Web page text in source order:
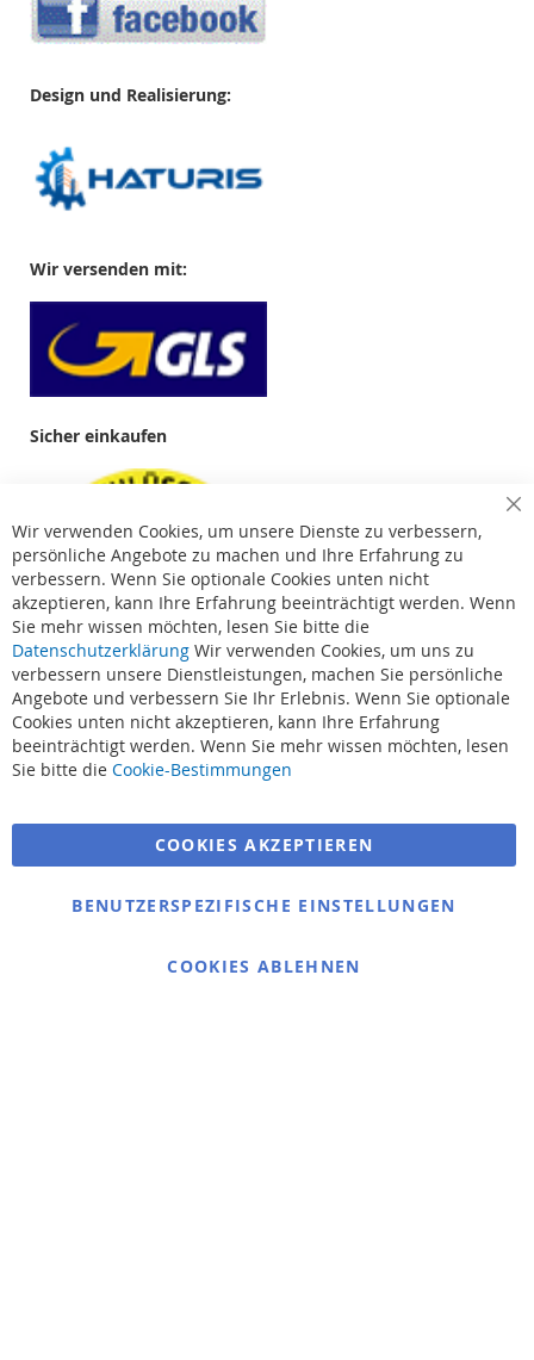
Design und Realisierung:
Wir versenden mit:
Sicher einkaufen
Suchbegriffe
Bestellungen und Rücksendungen
Kontaktieren Sie uns
Cookie Einstellungen
Wir verwenden Cookies, um unsere Dienste zu verbessern,
persönliche Angebote zu machen und Ihre Erfahrung zu
verbessern. Wenn Sie optionale Cookies unten nicht
akzeptieren, kann Ihre Erfahrung beeinträchtigt werden. Wenn
Sie mehr wissen möchten, lesen Sie bitte die
Datenschutzerklärung Wir verwenden Cookies, um uns zu
verbessern unsere Dienstleistungen, machen Sie persönliche
Angebote und verbessern Sie Ihr Erlebnis. Wenn Sie optionale
Cookies unten nicht akzeptieren, kann Ihre Erfahrung
beeinträchtigt werden. Wenn Sie mehr wissen möchten, lesen
Sie bitte die Cookie-Bestimmungen
COOKIES AKZEPTIEREN
BENUTZERSPEZIFISCHE EINSTELLUNGEN
COOKIES ABLEHNEN